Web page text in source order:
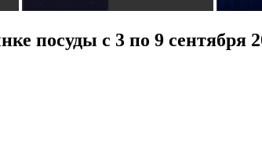
посуды с 3 по 9 сентября